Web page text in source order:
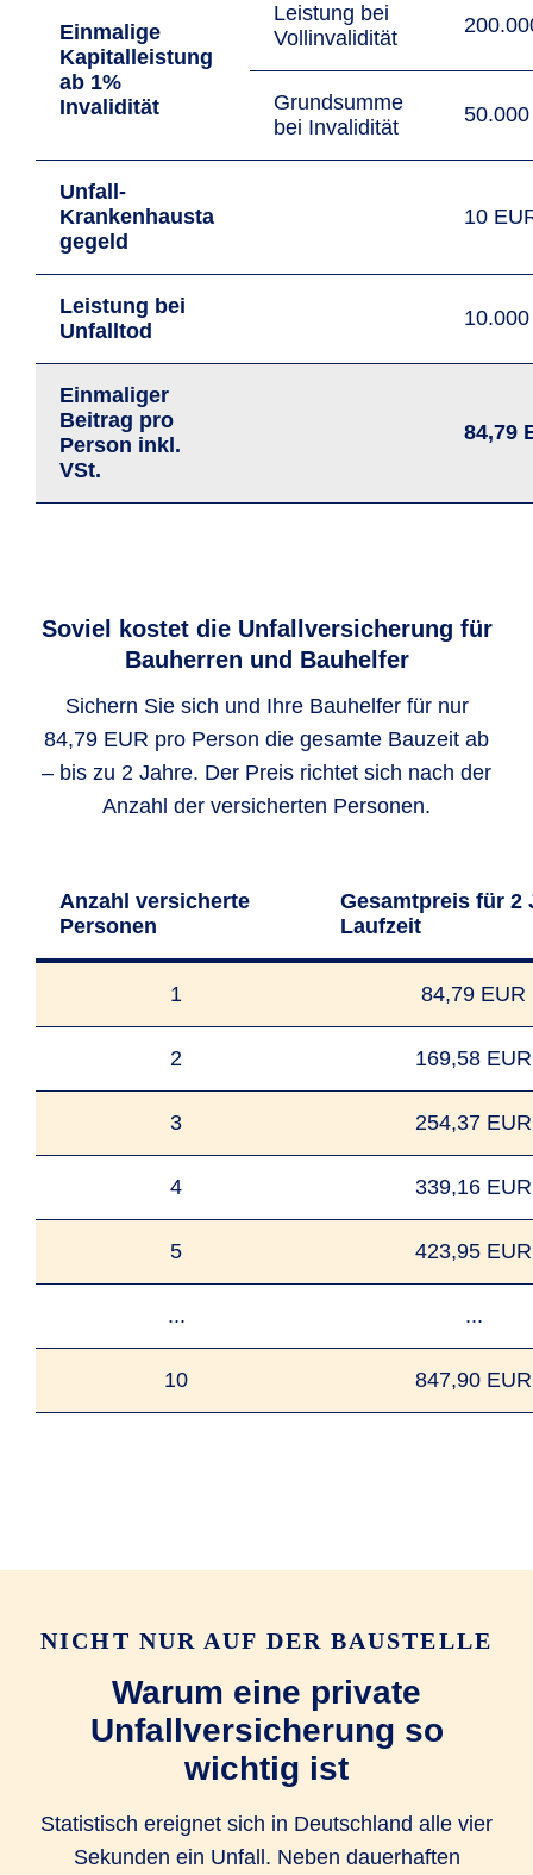
Einmalige
Kapitalleistung
ab 1%
Invalidität
Leistung bei
Vollinvalidität
Grundsumme
bei Invalidität
Unfall-
Krankenhausta
gegeld
10
Leistung bei
Unfalltod
Einmaliger
Beitrag pro
Person inkl.
VSt.
84,79
Soviel kostet die Unfallversicherung für
Bauherren und Bauhelfer
Sichern Sie sich und Ihre Bauhelfer für nur
84,79 EUR pro Person die gesamte Bauzeit ab
– bis zu 2 Jahre. Der Preis richtet sich nach der
Anzahl der versicherten Personen.
Anzahl versicherte
Personen
Gesamtpreis für 2
Laufzeit
1 84,79 EUR
2 169,58 EUR
3 254,37 EUR
4 339,16 EUR
5 423,95 EUR
... ...
10 847,90 EUR
NICHT NUR AUF DER BAUSTELLE
Warum eine private
Unfallversicherung so
wichtig ist
Statistisch ereignet sich in Deutschland alle vier
Sekunden ein Unfall. Neben dauerhaften